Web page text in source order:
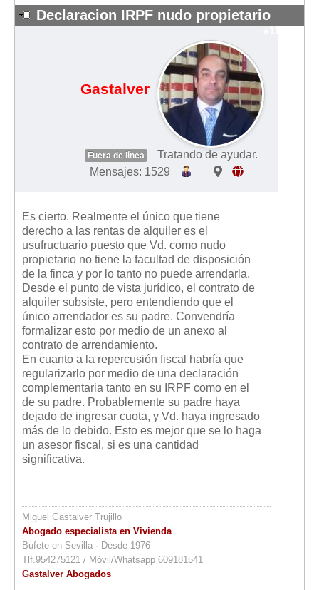
Declaracion IRPF nudo propietario
#11230
Gastalver
Fuera de línea
Tratando de ayudar.
Mensajes: 1529
Es cierto. Realmente el único que tiene
derecho a las rentas de alquiler es el
usufructuario puesto que Vd. como nudo
propietario no tiene la facultad de disposición
de la finca y por lo tanto no puede arrendarla.
Desde el punto de vista jurídico, el contrato de
alquiler subsiste, pero entendiendo que el
único arrendador es su padre. Convendría
formalizar esto por medio de un anexo al
contrato de arrendamiento.
En cuanto a la repercusión fiscal habría que
regularizarlo por medio de una declaración
complementaria tanto en su IRPF como en el
de su padre. Probablemente su padre haya
dejado de ingresar cuota, y Vd. haya ingresado
más de lo debido. Esto es mejor que se lo haga
un asesor fiscal, si es una cantidad
significativa.
Miguel Gastalver Trujillo
Abogado especialista en Vivienda
Bufete en Sevilla · Desde 1976
Tlf.954275121 / Móvil/Whatsapp 609181541
Gastalver Abogados